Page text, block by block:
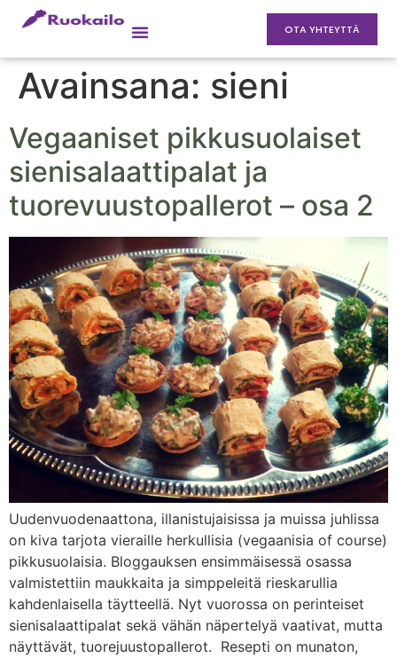
OTA YHTEYTTÄ
Avainsana: sieni
Vegaaniset pikkusuolaiset
sienisalaattipalat ja
tuorevuustopallerot – osa 2
Uudenvuodenaattona, illanistujaisissa ja muissa juhlissa
on kiva tarjota vieraille herkullisia (vegaanisia of course)
pikkusuolaisia. Bloggauksen ensimmäisessä osassa
valmistettiin maukkaita ja simppeleitä rieskarullia
kahdenlaisella täytteellä. Nyt vuorossa on perinteiset
sienisalaattipalat sekä vähän näpertelyä vaativat, mutta
näyttävät, tuorejuustopallerot. Resepti on munaton,